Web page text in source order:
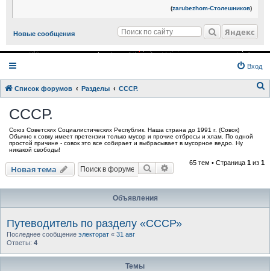
(zarubezhom-Столешников)
Новые сообщения Яндекс
Вход
Список форумов Разделы СССР.
СССР.
Союз Советских Социалистических Республик. Наша страна до 1991 г. (Совок)
Обычно к совку имеет претензии только мусор и прочие отбросы и хлам. По одной
простой причине - совок это все собирает и выбрасывает в мусорное ведро. Ну
никакой свободы!
Новая тема Поиск Расширенный поиск
65 тем • Страница 1 из 1
Объявления
Путеводитель по разделу «СССР»
Последнее сообщение электорат « 31 авг
Ответы: 4
Темы